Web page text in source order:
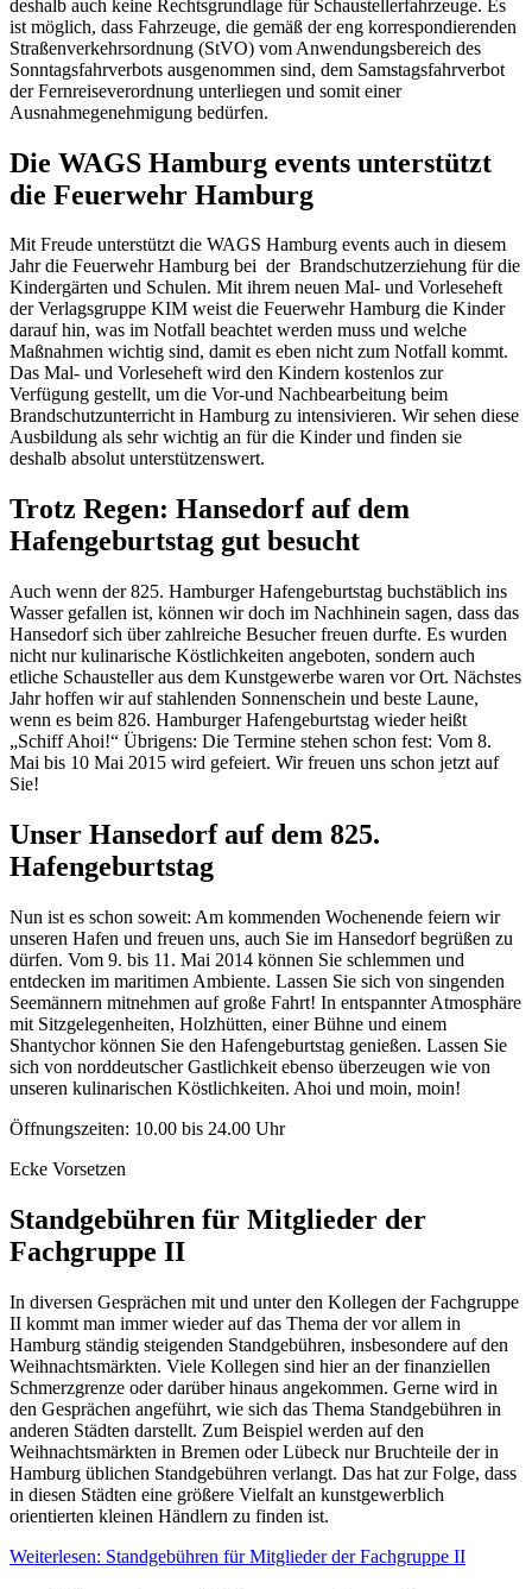
deshalb auch keine Rechtsgrundlage für Schaustellerfahrzeuge. Es
ist möglich, dass Fahrzeuge, die gemäß der eng korrespondierenden
Straßenverkehrsordnung (StVO) vom Anwendungsbereich des
Sonntagsfahrverbots ausgenommen sind, dem Samstagsfahrverbot
der Fernreiseverordnung unterliegen und somit einer
Ausnahmegenehmigung bedürfen.
Die WAGS Hamburg events unterstützt
die Feuerwehr Hamburg
Mit Freude unterstützt die WAGS Hamburg events auch in diesem
Jahr die Feuerwehr Hamburg bei der Brandschutzerziehung für die
Kindergärten und Schulen. Mit ihrem neuen Mal- und Vorleseheft
der Verlagsgruppe KIM weist die Feuerwehr Hamburg die Kinder
darauf hin, was im Notfall beachtet werden muss und welche
Maßnahmen wichtig sind, damit es eben nicht zum Notfall kommt.
Das Mal- und Vorleseheft wird den Kindern kostenlos zur
Verfügung gestellt, um die Vor-und Nachbearbeitung beim
Brandschutzunterricht in Hamburg zu intensivieren. Wir sehen diese
Ausbildung als sehr wichtig an für die Kinder und finden sie
deshalb absolut unterstützenswert.
Trotz Regen: Hansedorf auf dem
Hafengeburtstag gut besucht
Auch wenn der 825. Hamburger Hafengeburtstag buchstäblich ins
Wasser gefallen ist, können wir doch im Nachhinein sagen, dass das
Hansedorf sich über zahlreiche Besucher freuen durfte. Es wurden
nicht nur kulinarische Köstlichkeiten angeboten, sondern auch
etliche Schausteller aus dem Kunstgewerbe waren vor Ort. Nächstes
Jahr hoffen wir auf stahlenden Sonnenschein und beste Laune,
wenn es beim 826. Hamburger Hafengeburtstag wieder heißt
„Schiff Ahoi!“ Übrigens: Die Termine stehen schon fest: Vom 8.
Mai bis 10 Mai 2015 wird gefeiert. Wir freuen uns schon jetzt auf
Sie!
Unser Hansedorf auf dem 825.
Hafengeburtstag
Nun ist es schon soweit: Am kommenden Wochenende feiern wir
unseren Hafen und freuen uns, auch Sie im Hansedorf begrüßen zu
dürfen. Vom 9. bis 11. Mai 2014 können Sie schlemmen und
entdecken im maritimen Ambiente. Lassen Sie sich von singenden
Seemännern mitnehmen auf große Fahrt! In entspannter Atmosphäre
mit Sitzgelegenheiten, Holzhütten, einer Bühne und einem
Shantychor können Sie den Hafengeburtstag genießen. Lassen Sie
sich von norddeutscher Gastlichkeit ebenso überzeugen wie von
unseren kulinarischen Köstlichkeiten. Ahoi und moin, moin!
Öffnungszeiten: 10.00 bis 24.00 Uhr
Ecke Vorsetzen
Standgebühren für Mitglieder der
Fachgruppe II
In diversen Gesprächen mit und unter den Kollegen der Fachgruppe
II kommt man immer wieder auf das Thema der vor allem in
Hamburg ständig steigenden Standgebühren, insbesondere auf den
Weihnachtsmärkten. Viele Kollegen sind hier an der finanziellen
Schmerzgrenze oder darüber hinaus angekommen. Gerne wird in
den Gesprächen angeführt, wie sich das Thema Standgebühren in
anderen Städten darstellt. Zum Beispiel werden auf den
Weihnachtsmärkten in Bremen oder Lübeck nur Bruchteile der in
Hamburg üblichen Standgebühren verlangt. Das hat zur Folge, dass
in diesen Städten eine größere Vielfalt an kunstgewerblich
orientierten kleinen Händlern zu finden ist.
Weiterlesen: Standgebühren für Mitglieder der Fachgruppe II